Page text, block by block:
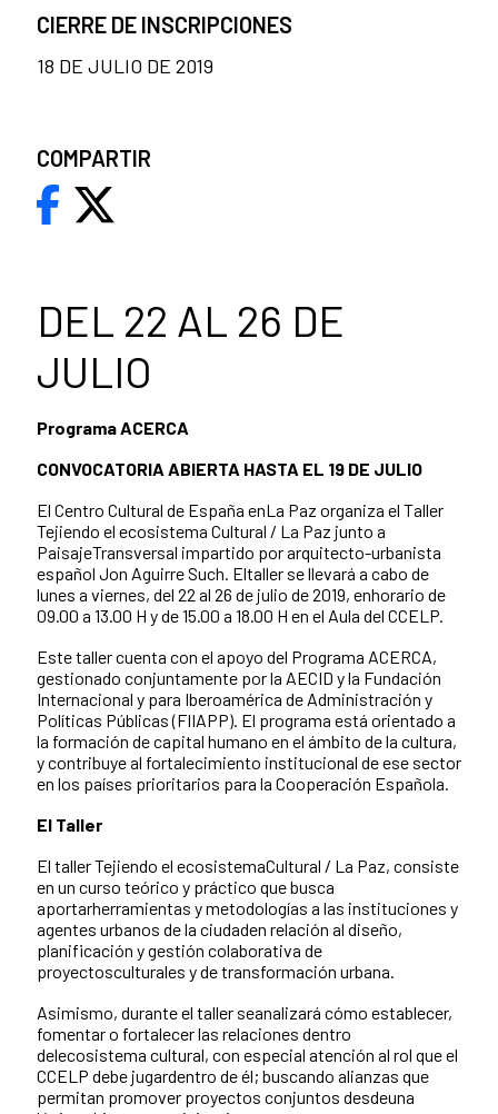
DEL 22 AL 26 DE
JULIO
Programa ACERCA
CONVOCATORIA ABIERTA HASTA EL 19 DE JULIO
El Centro Cultural de España enLa Paz organiza el Taller
Tejiendo el ecosistema Cultural / La Paz junto a
PaisajeTransversal impartido por arquitecto-urbanista
español Jon Aguirre Such. Eltaller se llevará a cabo de
lunes a viernes, del 22 al 26 de julio de 2019, enhorario de
09.00 a 13.00 H y de 15.00 a 18.00 H en el Aula del CCELP.
Este taller cuenta con el apoyo del Programa ACERCA,
gestionado conjuntamente por la AECID y la Fundación
Internacional y para Iberoamérica de Administración y
Políticas Públicas (FIIAPP). El programa está orientado a
la formación de capital humano en el ámbito de la cultura,
y contribuye al fortalecimiento institucional de ese sector
en los países prioritarios para la Cooperación Española.
El Taller
El taller Tejiendo el ecosistemaCultural / La Paz, consiste
en un curso teórico y práctico que busca
aportarherramientas y metodologías a las instituciones y
agentes urbanos de la ciudaden relación al diseño,
planificación y gestión colaborativa de
proyectosculturales y de transformación urbana.
Asimismo, durante el taller seanalizará cómo establecer,
fomentar o fortalecer las relaciones dentro
delecosistema cultural, con especial atención al rol que el
CCELP debe jugardentro de él; buscando alianzas que
permitan promover proyectos conjuntos desdeuna
CIERRE DE INSCRIPCIONES
18 DE JULIO DE 2019
COMPARTIR